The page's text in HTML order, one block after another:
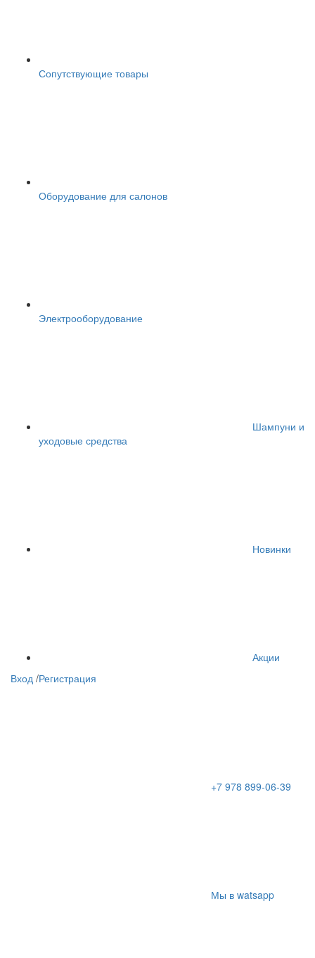
Сопутствующие товары
Оборудование для салонов
Электрооборудование
Шампуни и
уходовые средства
Новинки
Акции
Вход /Регистрация
+7 978 899-06-39
Мы в watsapp